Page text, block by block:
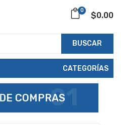
$0.00
0
BUSCAR
CATEGORÍAS
01
COMPRAS